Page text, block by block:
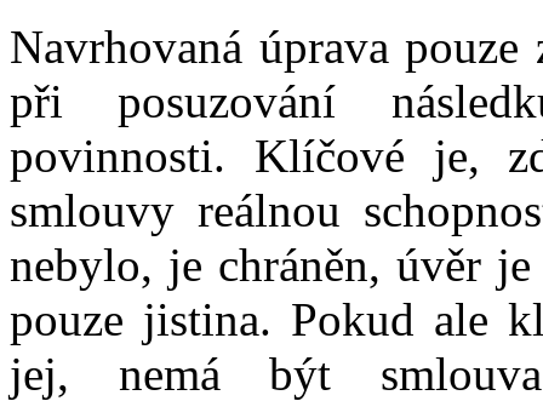
Navrhovaná úprava
při posuzování
povinnosti. Klíčové je,
smlouvy reálnou
nebylo, je chráněn, úvěr
pouze jistina. Pokud ale
jej, nemá být